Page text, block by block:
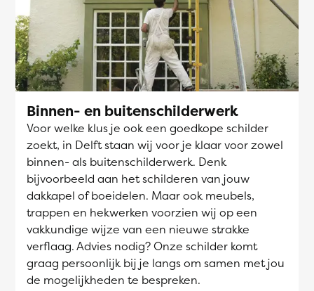
Binnen- en buitenschilderwerk
Voor welke klus je ook een goedkope schilder
zoekt, in Delft staan wij voor je klaar voor zowel
binnen- als buitenschilderwerk. Denk
bijvoorbeeld aan het schilderen van jouw
dakkapel of boeidelen. Maar ook meubels,
trappen en hekwerken voorzien wij op een
vakkundige wijze van een nieuwe strakke
verflaag. Advies nodig? Onze schilder komt
graag persoonlijk bij je langs om samen met jou
de mogelijkheden te bespreken.